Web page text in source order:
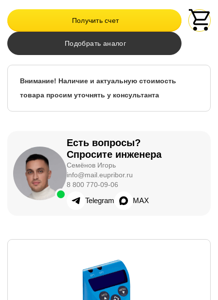
Получить счет
Подобрать аналог
Внимание! Наличие и актуальную стоимость
товара просим уточнять у консультанта
Есть вопросы?
Спросите инженера
Семёнов Игорь
info@mail.eupribor.ru
8 800 770-09-06
Telegram MAX